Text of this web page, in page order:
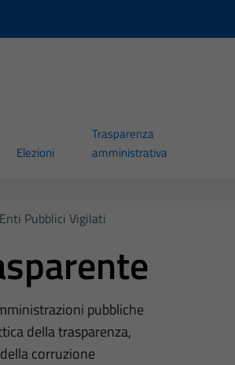
Elezioni
Trasparenza
amministrativa
Enti Pubblici Vigilati
pubbliche
della trasparenza,
corruzione